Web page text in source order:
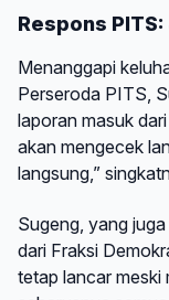
Respons
Menanggapi
Perseroda PITS,
laporan masuk
akan mengecek
langsung,”
Sugeng, yang
dari Fraksi
tetap lancar meski